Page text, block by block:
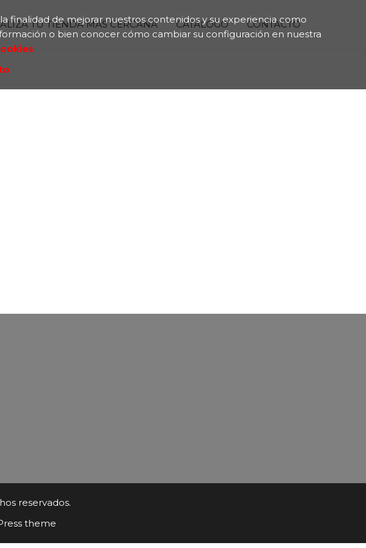
finalidad de mejorar nuestros contenidos y su experiencia como
o bien conocer cómo cambiar su configuración en nuestra
TU TIENDA MÁS CERCANA CATÁLOGO CONTACTO
reservados.
theme